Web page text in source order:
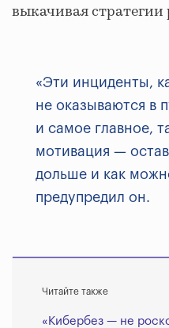
выкачивая стратегии
«Эти инциденты,
не оказываются в
и самое главное,
мотивация —
дольше и как
предупредил он.
Читайте также
«Кибербез — не